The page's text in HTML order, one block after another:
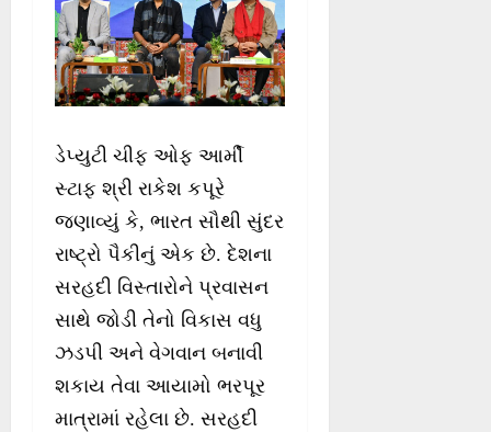
ડેપ્યુટી ચીફ ઓફ આર્મી
સ્ટાફ શ્રી રાકેશ કપૂરે
જણાવ્યું કે, ભારત સૌથી સુંદર
રાષ્ટ્રો પૈકીનું એક છે. દેશના
સરહદી વિસ્તારોને પ્રવાસન
સાથે જોડી તેનો વિકાસ વધુ
ઝડપી અને વેગવાન બનાવી
શકાય તેવા આયામો ભરપૂર
માત્રામાં રહેલા છે. સરહદી